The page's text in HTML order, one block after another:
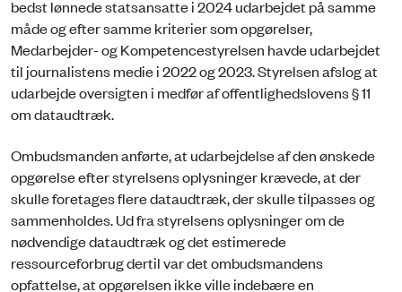
bedst lønnede statsansatte i 2024 udarbejdet på samme
måde og efter samme kriterier som opgørelser,
Medarbejder- og Kompetencestyrelsen havde udarbejdet
til journalistens medie i 2022 og 2023. Styrelsen afslog at
udarbejde oversigten i medfør af offentlighedslovens § 11
om dataudtræk.
Ombudsmanden anførte, at udarbejdelse af den ønskede
opgørelse efter styrelsens oplysninger krævede, at der
skulle foretages flere dataudtræk, der skulle tilpasses og
sammenholdes. Ud fra styrelsens oplysninger om de
nødvendige dataudtræk og det estimerede
ressourceforbrug dertil var det ombudsmandens
opfattelse, at opgørelsen ikke ville indebære en